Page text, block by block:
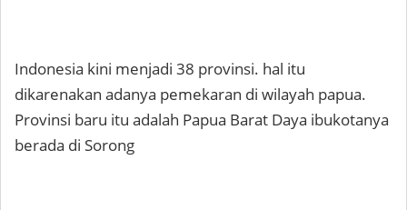
Indonesia kini menjadi 38 provinsi. hal itu
dikarenakan adanya pemekaran di wilayah papua.
Provinsi baru itu adalah Papua Barat Daya ibukotanya
berada di Sorong